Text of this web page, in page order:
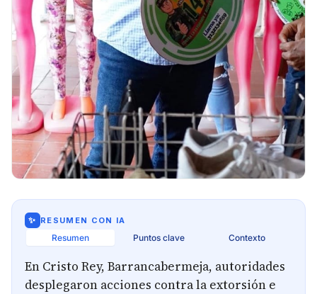
✨ RESUMEN CON IA
Resumen Puntos clave Contexto
En Cristo Rey, Barrancabermeja, autoridades
desplegaron acciones contra la extorsión e